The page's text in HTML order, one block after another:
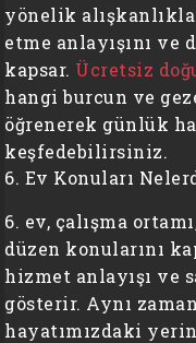
yönelik
etme anlayışını
kapsar. Ücretsiz
hangi burcun ve
öğrenerek günlük
keşfedebilirsiniz.
6. Ev Konuları
6. ev, çalışma
düzen konularını
hizmet anlayışı ve
gösterir. Aynı
hayatımızdaki